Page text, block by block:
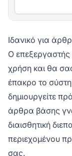
Ιδανικό για
Ο επεξεργαστής
χρήση και θα
έπακρο το
δημιουργείτε
άρθρα βάσης
διαισθητική
περιεχομένου
σας.